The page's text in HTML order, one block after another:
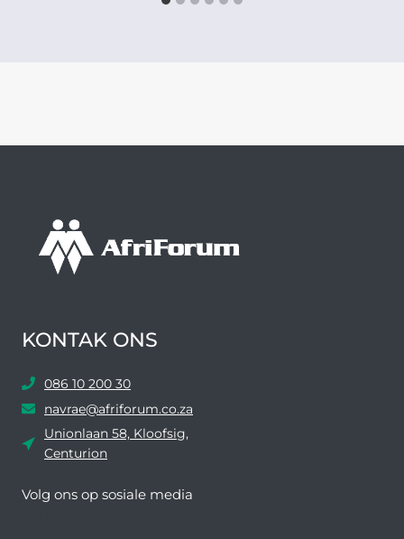
KONTAK ONS
086 10 200 30
navrae@afriforum.co.za
Unionlaan 58, Kloofsig,
Centurion
Volg ons ​​op sosiale media